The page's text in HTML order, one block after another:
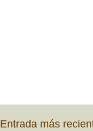
Entrada más